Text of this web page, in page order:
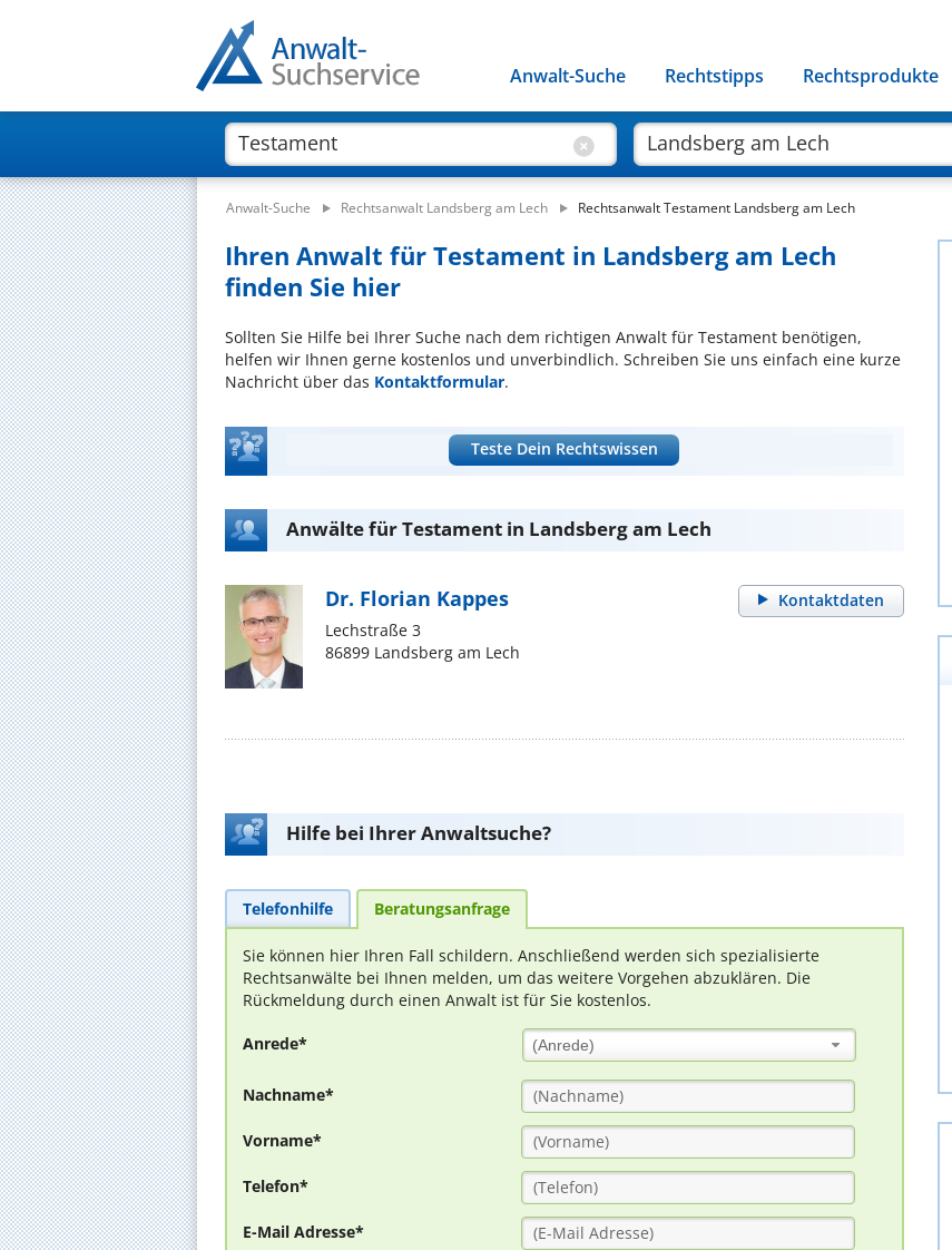
Anwalt-Suche Rechtstipps Rechtsprodukte
Anwalt-Suche Rechtsanwalt Landsberg am Lech Rechtsanwalt Testament Landsberg am Lech
Ihren Anwalt für Testament in Landsberg am Lech
finden Sie hier
Sollten Sie Hilfe bei Ihrer Suche nach dem richtigen Anwalt für Testament benötigen,
helfen wir Ihnen gerne kostenlos und unverbindlich. Schreiben Sie uns einfach eine kurze
Nachricht über das Kontaktformular.
Teste Dein Rechtswissen
Anwälte für Testament in Landsberg am Lech
Kontaktdaten
Dr. Florian Kappes
Lechstraße 3
86899 Landsberg am Lech
Hilfe bei Ihrer Anwaltsuche?
Telefonhilfe Beratungsanfrage
Sie können hier Ihren Fall schildern. Anschließend werden sich spezialisierte
Rechtsanwälte bei Ihnen melden, um das weitere Vorgehen abzuklären. Die
Rückmeldung durch einen Anwalt ist für Sie kostenlos.
Anrede* (Anrede)
Nachname*
Vorname*
Telefon*
E-Mail Adresse*